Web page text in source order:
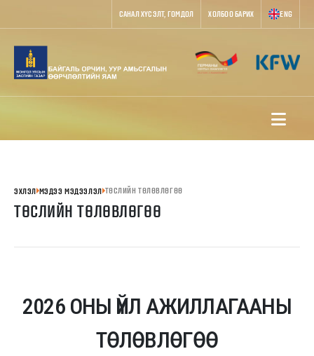
САНАЛ ХҮСЭЛТ, ГОМДОЛ ХОЛБОО БАРИХ ENG
ЭХЛЭЛ МЭДЭЭ МЭДЭЭЛЭЛ ТӨСЛИЙН ТӨЛӨВЛӨГӨӨ
ТӨСЛИЙН ТӨЛӨВЛӨГӨӨ
2026 ОНЫ ҮЙЛ АЖИЛЛАГААНЫ
ТӨЛӨВЛӨГӨӨ